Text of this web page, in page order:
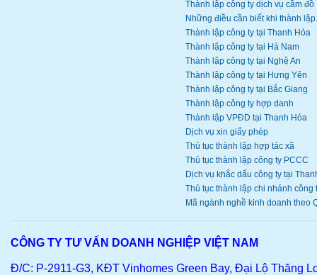
Thành lập công ty dịch vụ cầm đồ
Những điều cần biết khi thành
Thành lập công ty tại Thanh Hóa
Thành lập công ty tại Hà Nam
Thành lập công ty tại Nghệ An
Thành lập công ty tại Hưng Yên
Thành lập công ty tại Bắc Giang
Thành lập công ty hợp danh
Thành lập VPĐD tại Thanh Hóa
Dịch vụ xin giấy phép
Thủ tục thành lập hợp tác xã
Thủ tục thành lập công ty PCCC
Dịch vụ khắc dấu công ty tại
Thủ tục thành lập chi nhánh công
Mã ngành nghề kinh doanh theo
CÔNG TY TƯ VẤN DOANH NGHIỆP VIỆT NAM
Đ/C: P-2911-G3, KĐT Vinhomes Green Bay, Đại Lộ Thăng